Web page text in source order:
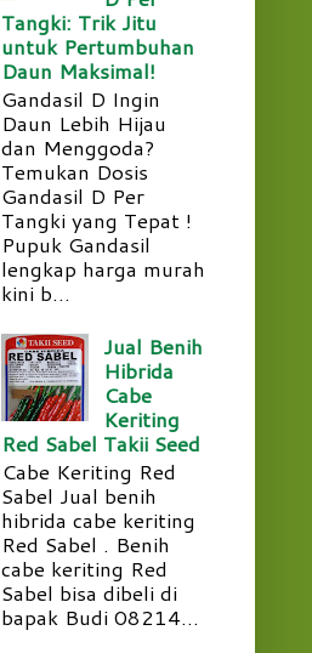
Tangki: Trik Jitu
untuk Pertumbuhan
Daun Maksimal!
Gandasil D Ingin
Daun Lebih Hijau
dan Menggoda?
Temukan Dosis
Gandasil D Per
Tangki yang Tepat !
Pupuk Gandasil
lengkap harga murah
kini b...
Jual Benih
Hibrida
Cabe
Keriting
Red Sabel Takii Seed
Cabe Keriting Red
Sabel Jual benih
hibrida cabe keriting
Red Sabel . Benih
cabe keriting Red
Sabel bisa dibeli di
bapak Budi 08214...